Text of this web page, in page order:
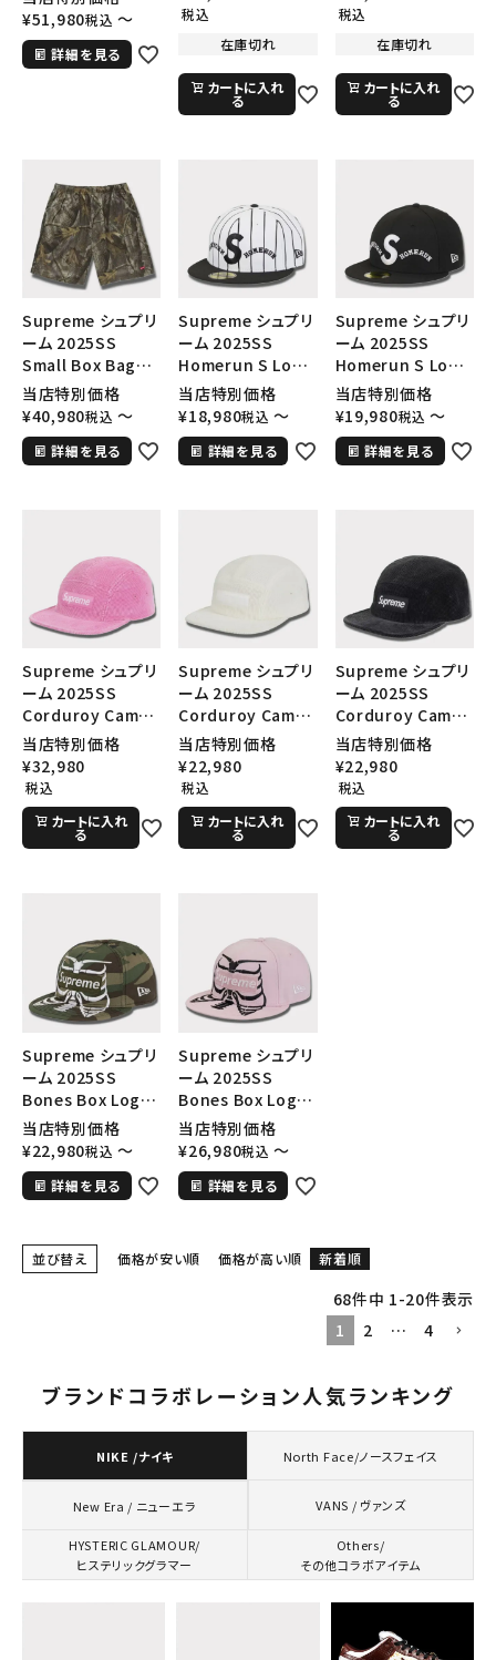
キーワードから探す
search
ブラックスウェット
Nike Air Force 1
Low AF1 シュプリ
ームグッドイナフ ナ
¥51,980税込 〜
詳細を見る
プキャップ パープル
税込
在庫切れ
カートに入れ
る
プキャップ ブラック
税込
在庫切れ
カートに入れ
る
Supreme シュプリ
ーム 2025SS
Small Box Baggy
Mesh Short スモ
ールボックスバギー
メッシュショートパ
ンツ リアルツリーカ
当店特別価格
¥40,980税込 〜
詳細を見る
Supreme シュプリ
ーム 2025SS
Homerun S Logo
New Era Cap ホー
ムランSロゴニュー
エラキャップ ストラ
イプ
当店特別価格
¥18,980税込 〜
詳細を見る
Supreme シュプリ
ーム 2025SS
Homerun S Logo
New Era Cap ホー
ムランSロゴニュー
エラキャップ ブラッ
ク
当店特別価格
¥19,980税込 〜
詳細を見る
Supreme シュプリ
ーム 2025SS
Corduroy Camp
Cap コーデュロイ
キャンプキャップ ピ
ンク
当店特別価格
¥32,980
税込
カートに入れ
る
Supreme シュプリ
ーム 2025SS
Corduroy Camp
Cap コーデュロイ
キャンプキャップ ホ
ワイト
当店特別価格
¥22,980
税込
カートに入れ
る
Supreme シュプリ
ーム 2025SS
Corduroy Camp
Cap コーデュロイ
キャンプキャップ ブ
ラック
当店特別価格
¥22,980
税込
カートに入れ
る
Supreme シュプリ
ーム 2025SS
Bones Box Logo
New Era Cap ボー
ンズニューエラキャ
ップ ウッドランドカ
モ
当店特別価格
¥22,980税込 〜
詳細を見る
Supreme シュプリ
ーム 2025SS
Bones Box Logo
New Era Cap ボー
ンズニューエラキャ
ップ ピンク
当店特別価格
¥26,980税込 〜
詳細を見る
並び替え 価格が安い順 価格が高い順 新着順
68件中 1-20件表示
1
2 … 4
ブランドコラボレーション人気ランキング
NIKE /ナイキ North Face/ノースフェイス
New Era / ニューエラ VANS / ヴァンズ
HYSTERIC GLAMOUR/
ヒステリックグラマー
Others/
その他コラボアイテム